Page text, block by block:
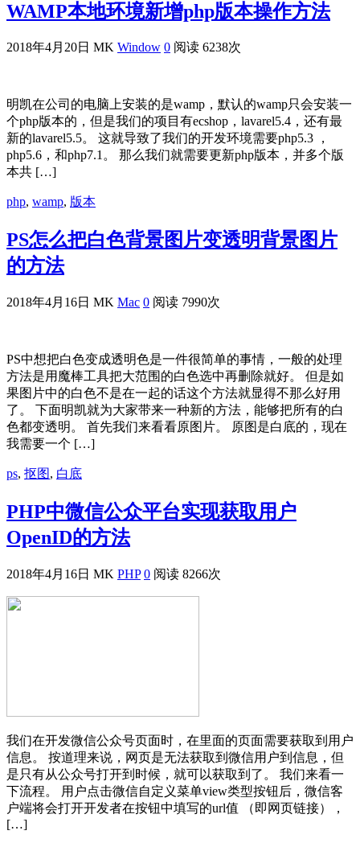
WAMP本地环境新增php版本操作方法
2018年4月20日 MK Window 0 阅读 6238次
明凯在公司的电脑上安装的是wamp，默认的wamp只会安装一
个php版本的，但是我们的项目有ecshop，lavarel5.4，还有最
新的lavarel5.5。 这就导致了我们的开发环境需要php5.3 ，
php5.6，和php7.1。 那么我们就需要更新php版本，并多个版
本共 […]
php, wamp, 版本
PS怎么把白色背景图片变透明背景图片
的方法
2018年4月16日 MK Mac 0 阅读 7990次
PS中想把白色变成透明色是一件很简单的事情，一般的处理
方法是用魔棒工具把大范围的白色选中再删除就好。 但是如
果图片中的白色不是在一起的话这个方法就显得不那么好用
了。 下面明凯就为大家带来一种新的方法，能够把所有的白
色都变透明。 首先我们来看看原图片。 原图是白底的，现在
我需要一个 […]
ps, 抠图, 白底
PHP中微信公众平台实现获取用户
OpenID的方法
2018年4月16日 MK PHP 0 阅读 8266次
我们在开发微信公众号页面时，在里面的页面需要获取到用户
信息。 按道理来说，网页是无法获取到微信用户到信息，但
是只有从公众号打开到时候，就可以获取到了。 我们来看一
下流程。 用户点击微信自定义菜单view类型按钮后，微信客
户端将会打开开发者在按钮中填写的url值 （即网页链接），
[…]